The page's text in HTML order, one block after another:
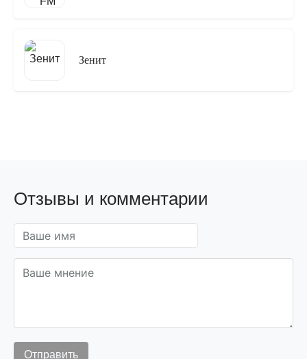
Зенит
Отзывы и комментарии